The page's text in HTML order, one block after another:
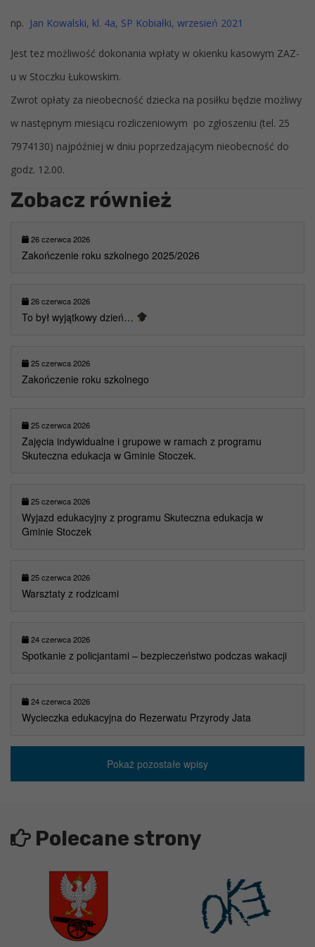
np. Jan Kowalski, kl. 4a, SP Kobiałki, wrzesień 2021
Jest tez możliwość dokonania wpłaty w okienku kasowym ZAZ-
u w Stoczku Łukowskim.
Zwrot opłaty za nieobecność dziecka na posiłku będzie możliwy
w następnym miesiącu rozliczeniowym po zgłoszeniu (tel. 25
7974130) najpóźniej w dniu poprzedzającym nieobecność do
godz. 12.00.
Zobacz również
26 czerwca 2026
Zakończenie roku szkolnego 2025/2026
26 czerwca 2026
To był wyjątkowy dzień…
25 czerwca 2026
Zakończenie roku szkolnego
25 czerwca 2026
Zajęcia indywidualne i grupowe w ramach z programu
Skuteczna edukacja w Gminie Stoczek.
25 czerwca 2026
Wyjazd edukacyjny z programu Skuteczna edukacja w
Gminie Stoczek
25 czerwca 2026
Warsztaty z rodzicami
24 czerwca 2026
Spotkanie z policjantami – bezpieczeństwo podczas wakacji
24 czerwca 2026
Wycieczka edukacyjna do Rezerwatu Przyrody Jata
Pokaż pozostałe wpisy
Polecane strony